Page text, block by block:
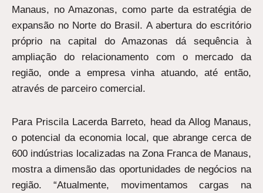
Manaus, no Amazonas, como parte da estratégia de
expansão no Norte do Brasil. A abertura do escritório
próprio na capital do Amazonas dá sequência à
ampliação do relacionamento com o mercado da
região, onde a empresa vinha atuando, até então,
através de parceiro comercial.
Para Priscila Lacerda Barreto, head da Allog Manaus,
o potencial da economia local, que abrange cerca de
600 indústrias localizadas na Zona Franca de Manaus,
mostra a dimensão das oportunidades de negócios na
região. “Atualmente, movimentamos cargas na